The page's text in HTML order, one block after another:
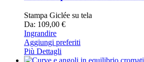
Stampa Giclée su tela
Da: 109,00 €
Ingrandire
Aggiungi preferiti
Più Dettagli